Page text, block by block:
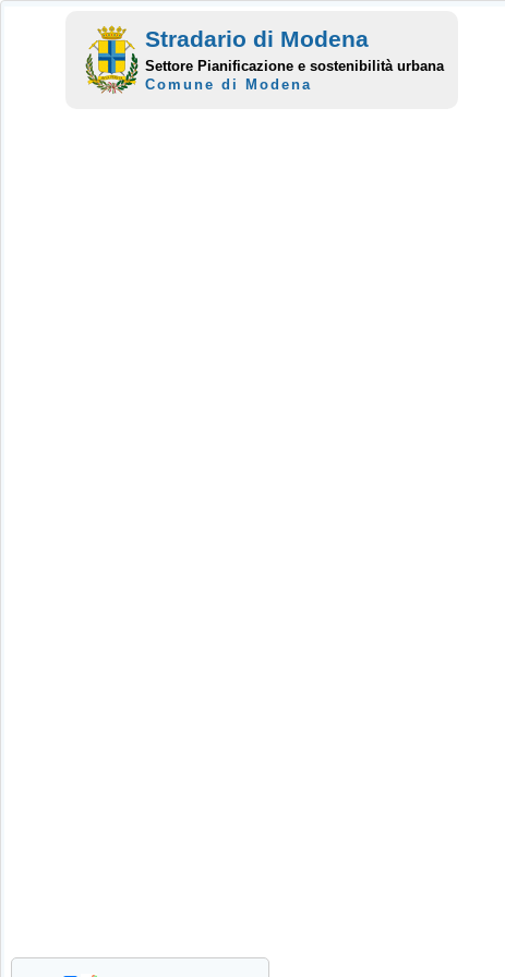
Stradario di Modena
Settore Pianificazione e sostenibilità urbana
Comune di Modena